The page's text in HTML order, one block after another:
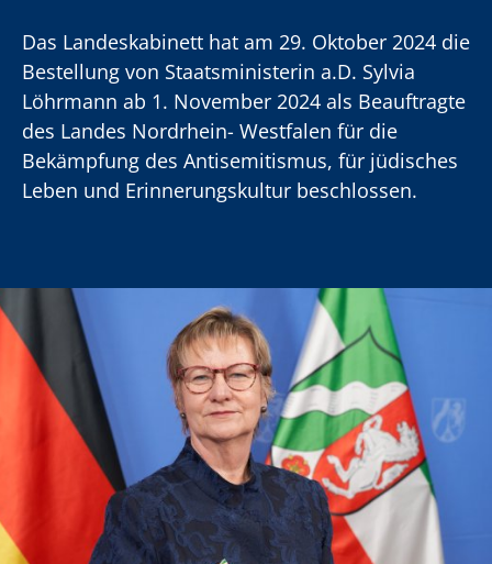
Das Landeskabinett hat am 29. Oktober 2024 die
Bestellung von Staatsministerin a.D. Sylvia
Löhrmann ab 1. November 2024 als Beauftragte
des Landes Nordrhein- Westfalen für die
Bekämpfung des Antisemitismus, für jüdisches
Leben und Erinnerungskultur beschlossen.